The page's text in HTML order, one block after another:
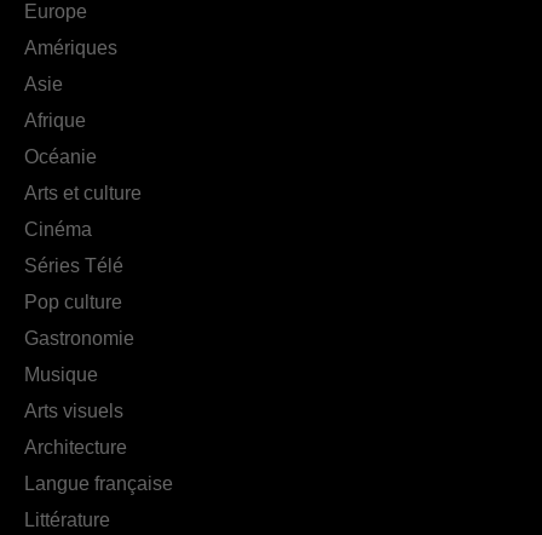
Europe
Amériques
Asie
Afrique
Océanie
Arts et culture
Cinéma
Séries Télé
Pop culture
Gastronomie
Musique
Arts visuels
Architecture
Langue française
Littérature